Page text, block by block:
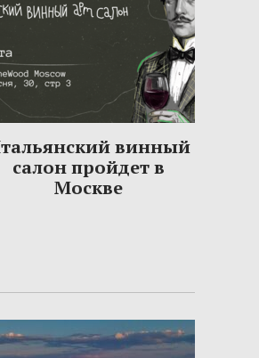
винный
салон пройдет в
Москве